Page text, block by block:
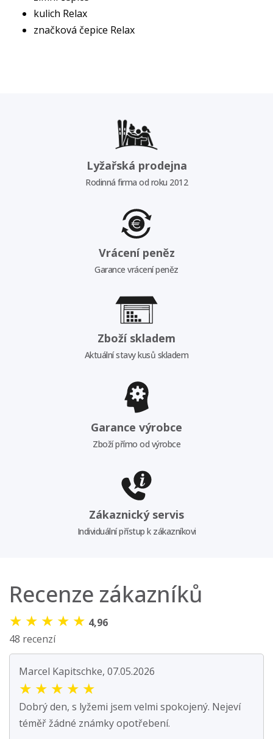
kulich Relax
značková čepice Relax
Lyžařská prodejna
Rodinná firma od roku 2012
Vrácení peněz
Garance vrácení peněz
Zboží skladem
Aktuální stavy kusů skladem
Garance výrobce
Zboží přímo od výrobce
Zákaznický servis
Individuální přístup k zákazníkovi
Recenze zákazníků
★ ★ ★ ★ ★ 4,96
48 recenzí
Marcel Kapitschke, 07.05.2026
★ ★ ★ ★ ★
Dobrý den, s lyžemi jsem velmi spokojený. Nejeví
téměř žádné známky opotřebení.